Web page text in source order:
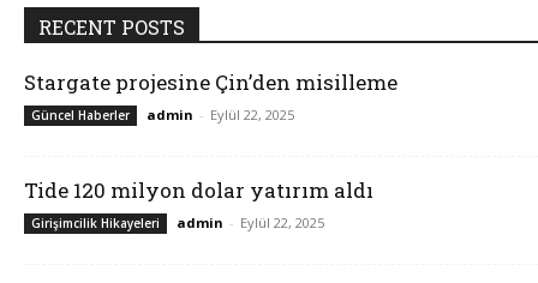
RECENT POSTS
Stargate projesine Çin’den misilleme
Güncel Haberler admin - Eylül 22, 2025
Tide 120 milyon dolar yatırım aldı
Girişimcilik Hikayeleri admin - Eylül 22, 2025